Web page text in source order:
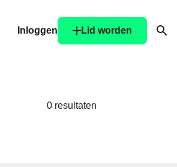
Inloggen
Lid worden
0 resultaten